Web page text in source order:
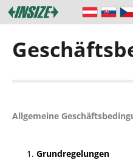
Zum
Inhalt
springen
Allgemeine
Grundregelungen
W
a
zum
zum
s